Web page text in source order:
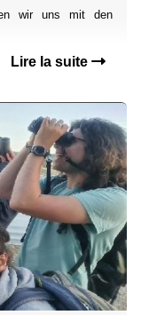
wir uns mit den
Lire la suite